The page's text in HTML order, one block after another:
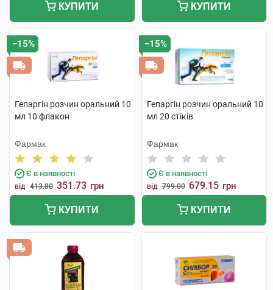
КУПИТИ КУПИТИ
−15%
Гепаргін розчин оральний 10
мл 10 флакон
Фармак
Є в наявності
від 413.80 351.73 грн
КУПИТИ
−15%
Гепаргін розчин оральний 10
мл 20 стіків
Фармак
Є в наявності
від 799.00 679.15 грн
КУПИТИ